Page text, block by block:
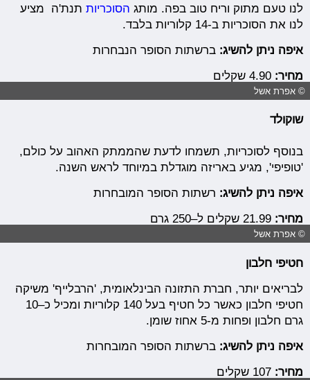
לנו טעם מתוק וריח טוב בפה. מותג הסוכריות תנת'ה מציע
לנו את הסוכריות ב-14 קלוריות בלבד.
איפה ניתן להשיג: ברשתות הסופר הנבחרות
מחיר: 4.90 שקלים
© אפרת אשל
שוקולד
בנוסף לסוכריות, תשמחו לדעת שהממתק האהוב על כולם,
'טופיפי', מגיע באריזה מוגדלת במיוחד לראש השנה.
איפה ניתן להשיג: רשתות הסופר המובחרות
מחיר: 21.99 שקלים ל–250 גרם
© אפרת אשל
חטיפי חלבון
לבריאים יותר, חברת התזונה הבינלאומית, 'הרבלייף' משיקה
חטיפי חלבון כאשר כל חטיף בעל 140 קלוריות ומכיל כ–10
גרם חלבון ופחות מ-5 אחוז שומן.
איפה ניתן להשיג: ברשתות הסופר המובחרות
מחיר: 107 שקלים